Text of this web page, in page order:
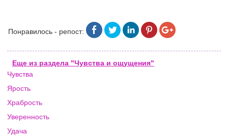
Понравилось - репост:
Еще из раздела "Чувства и ощущения"
Чувства
Ярость
Храбрость
Уверенность
Удача